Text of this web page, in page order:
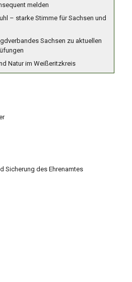
melden
– starke Stimme für Sachsen und
Sachsen zu aktuellen
Natur im Weißeritzkreis
Sicherung des Ehrenamtes